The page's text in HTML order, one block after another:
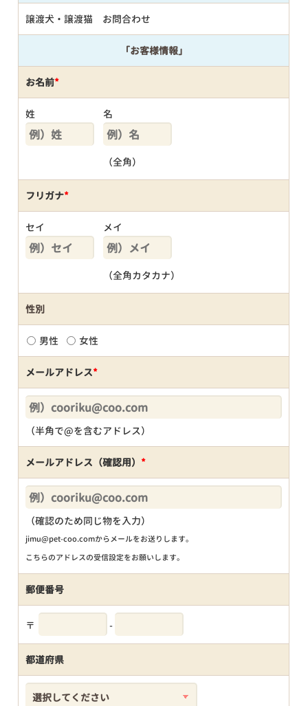
譲渡犬・譲渡猫 お問合わせ
「お客様情報」
お名前*
姓 名
（全角）
フリガナ*
セイ メイ
（全角カタカナ）
性別
男性 女性
メールアドレス*
（半角で@を含むアドレス）
メールアドレス（確認用） *
（確認のため同じ物を入力）
jimu@pet-coo.comからメールをお送りします。
こちらのアドレスの受信設定をお願いします。
郵便番号
〒 -
都道府県